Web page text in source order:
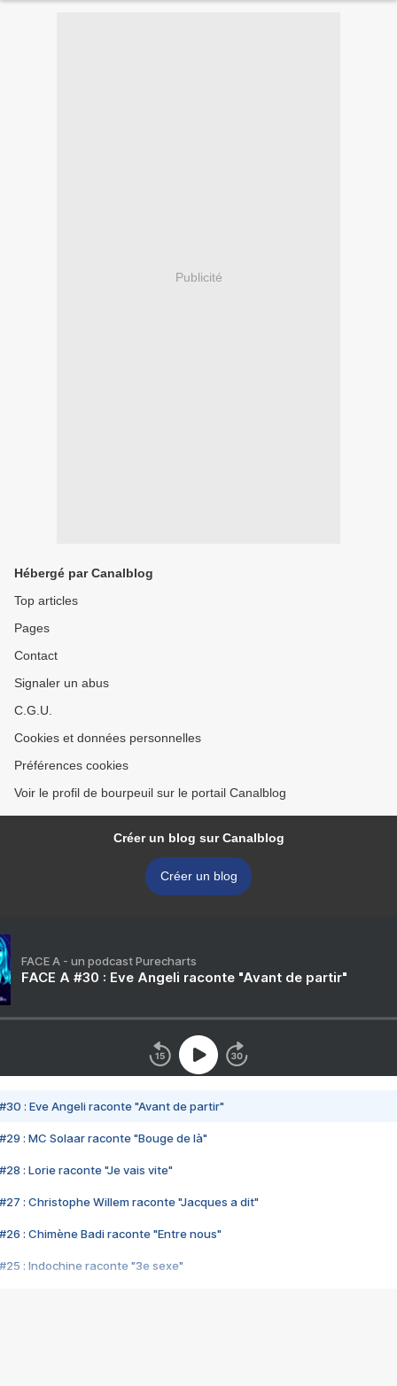
Publicité
Hébergé par Canalblog
Top articles
Pages
Contact
Signaler un abus
C.G.U.
Cookies et données personnelles
Préférences cookies
Voir le profil de bourpeuil sur le portail Canalblog
Créer un blog sur Canalblog
Créer un blog
FACE A - un podcast Purecharts
FACE A #30 : Eve Angeli raconte "Avant de partir"
#30 : Eve Angeli raconte "Avant de partir"
#29 : MC Solaar raconte "Bouge de là"
#28 : Lorie raconte "Je vais vite"
#27 : Christophe Willem raconte "Jacques a dit"
#26 : Chimène Badi raconte "Entre nous"
#25 : Indochine raconte "3e sexe"